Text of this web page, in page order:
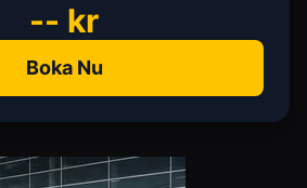
-- kr
Boka Nu